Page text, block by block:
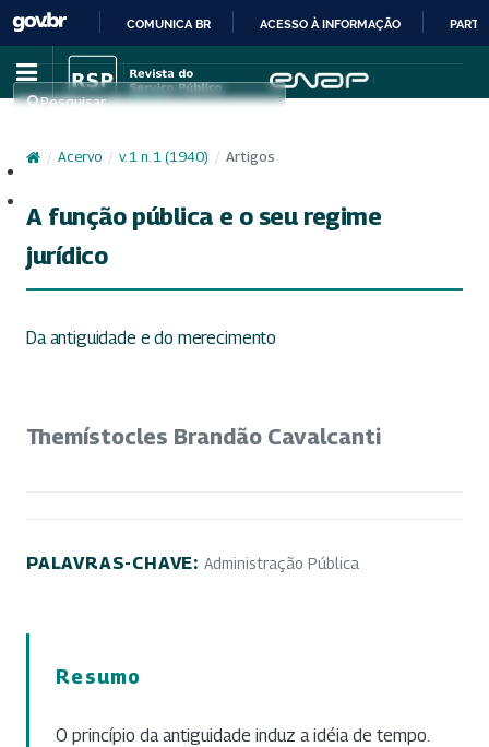
IR
PARA
CONTEÚDO
COMUNICA BR ACESSO À INFORMAÇÃO
Pesquisar
/ Acervo / v. 1 n. 1 (1940) / Artigos
A função pública e o seu regime
jurídico
Da antiguidade e do merecimento
Themístocles Brandão Cavalcanti
PALAVRAS-CHAVE: Administração Pública
Resumo
O princípio da antiguidade induz a idéia de tempo.